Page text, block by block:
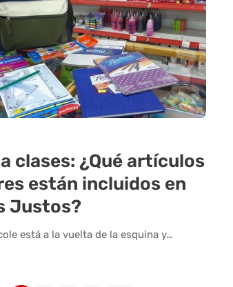
clases: ¿Qué artículos
están incluidos en
Justos?
está a la vuelta de la esquina y…